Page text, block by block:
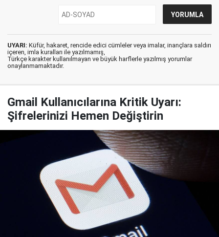
UYARI: Küfür, hakaret, rencide edici cümleler veya imalar, inançlara saldırı
içeren, imla kuralları ile yazılmamış,
Türkçe karakter kullanılmayan ve büyük harflerle yazılmış yorumlar
onaylanmamaktadır.
Gmail Kullanıcılarına Kritik Uyarı:
Şifrelerinizi Hemen Değiştirin